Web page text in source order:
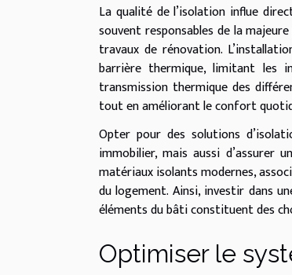
La qualité de l’isolation influe
souvent responsables de la
travaux de rénovation.
barrière thermique, limitant les
transmission thermique des
tout en améliorant le confort
Opter pour des solutions
immobilier, mais aussi
matériaux isolants modernes,
du logement. Ainsi, investir dans
éléments du bâti constituent des
Optimiser le